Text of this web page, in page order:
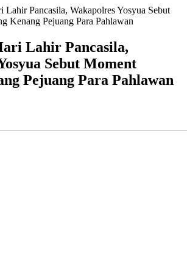
Lahir Pancasila, Wakapolres Yosyua Sebut
Kenang Pejuang Para Pahlawan
Lahir Pancasila,
Sebut Moment
Pejuang Para Pahlawan